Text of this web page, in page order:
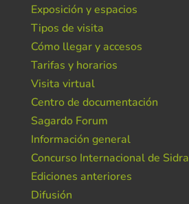
Exposición y espacios
Tipos de visita
Cómo llegar y accesos
Tarifas y horarios
Visita virtual
Centro de documentación
Sagardo Forum
Información general
Concurso Internacional de Sidra
Ediciones anteriores
Difusión